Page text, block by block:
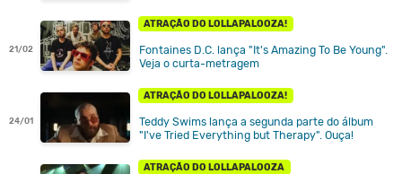
21/02
ATRAÇÃO DO LOLLAPALOOZA!
Fontaines D.C. lança "It's Amazing To Be Young".
Veja o curta-metragem
24/01
ATRAÇÃO DO LOLLAPALOOZA!
Teddy Swims lança a segunda parte do álbum
"I've Tried Everything but Therapy". Ouça!
ATRAÇÃO DO LOLLAPALOOZA